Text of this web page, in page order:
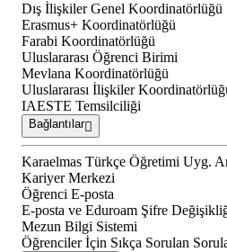
Dış İlişkiler Genel Koordinatörlüğü
Erasmus+ Koordinatörlüğü
Farabi Koordinatörlüğü
Uluslararası Öğrenci Birimi
Mevlana Koordinatörlüğü
Uluslararası İlişkiler
IAESTE Temsilciliği
Bağlantılar
Karaelmas Türkçe Öğretimi Uyg.
Kariyer Merkezi
Öğrenci E-posta
E-posta ve Eduroam Şifre
Mezun Bilgi Sistemi
Öğrenciler İçin Sıkça Sorulan